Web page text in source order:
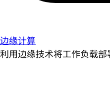
边缘计算
利用边缘技术将工作负载部